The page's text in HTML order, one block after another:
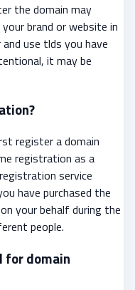
the domain may
brand or website in
use tlds you have
it may be
register a domain
registration as a
service
have purchased the
your behalf during the
people.
for domain